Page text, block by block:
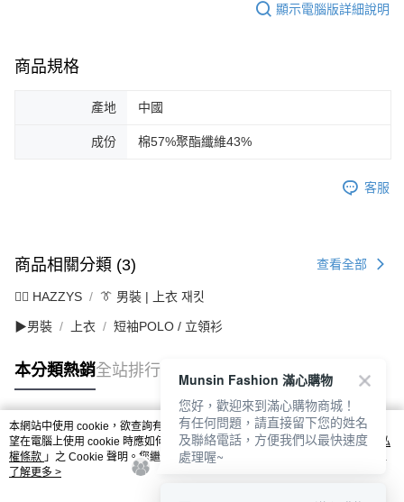
顯示電腦版詳細說明
商品規格
產地 中國
成份 棉57%聚酯纖維43%
客服
商品相關分類 (3) 查看全部
🐕‍🦺 HAZZYS 👔 男裝 | 上衣 재킷
▶男裝 上衣 短袖POLO / 立領衫
本分類熱銷全站排行
熱門標籤
本網站中使用 cookie，欲查詢有關本網站使用 cookie 方式之詳情，及若您不希
望在電腦上使用 cookie 時應如何變更電腦的 cookie 設定，請參閱本網站「
隱私
權條款 」之 Cookie 聲明。您繼續使用本網站即表示您同意本公司得按本網站使
用條款之 Cookie 聲明使用 cookie。
了解更多 >
Munsin Fashion 滿心購物
您好，歡迎來到滿心購物商城！
有任何問題，請直接留下您的姓名
及聯絡電話，方便我們以最快速度
處理喔~